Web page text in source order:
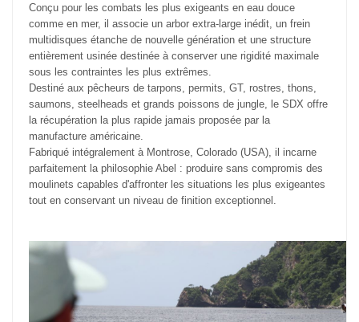
Conçu pour les combats les plus exigeants en eau douce
comme en mer, il associe un arbor extra-large inédit, un frein
multidisques étanche de nouvelle génération et une structure
entièrement usinée destinée à conserver une rigidité maximale
sous les contraintes les plus extrêmes.
Destiné aux pêcheurs de tarpons, permits, GT, rostres, thons,
saumons, steelheads et grands poissons de jungle, le SDX offre
la récupération la plus rapide jamais proposée par la
manufacture américaine.
Fabriqué intégralement à Montrose, Colorado (USA), il incarne
parfaitement la philosophie Abel : produire sans compromis des
moulinets capables d'affronter les situations les plus exigeantes
tout en conservant un niveau de finition exceptionnel.